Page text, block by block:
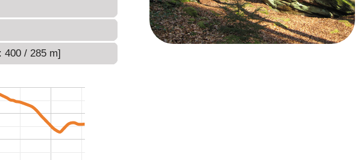
400 / 285 m]